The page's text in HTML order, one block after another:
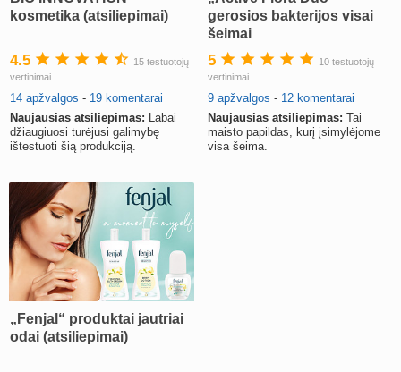
kosmetika (atsiliepimai)
4.5
15 testuotojų
vertinimai
14 apžvalgos - 19 komentarai
Naujausias atsiliepimas: Labai
džiaugiuosi turėjusi galimybę
ištestuoti šią produkciją.
gerosios bakterijos visai
šeimai
5
10 testuotojų
vertinimai
9 apžvalgos - 12 komentarai
Naujausias atsiliepimas: Tai
maisto papildas, kurį įsimylėjome
visa šeima.
„Fenjal“ produktai jautriai
odai (atsiliepimai)